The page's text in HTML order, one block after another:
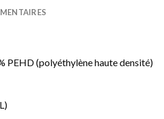
PEHD (polyéthylène haute densité)